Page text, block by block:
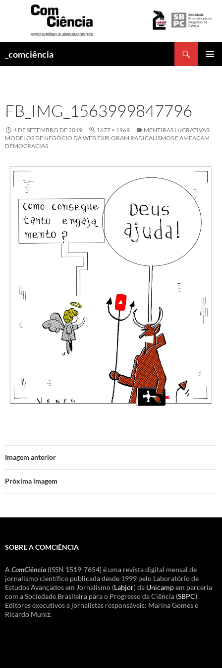
_comciência
FB_IMG_1563999847796
4 DE SETEMBRO DE 2019 1677 × 1969
MENTIRAS LUCRATIVAS:
MODELOS DE NEGÓCIO DA WEB EXPLORAM RADICALISMOS E AMEAÇAM
DEMOCRACIAS
Imagem anterior
Próxima imagem
SOBRE A COMCIÊNCIA
AComCiência (ISSN 1519-7654) é uma revista digital mensal de
jornalismo científico publicada desde 1999 pelo Laboratório de
Estudos Avançados em Jornalismo (Labjor) da Unicampem parceria
com a Sociedade Brasileira para o Progresso da Ciência (SBPC).
Editores executivos e jornalistas responsáveis: Marina Gomes e
Ricardo Muniz.